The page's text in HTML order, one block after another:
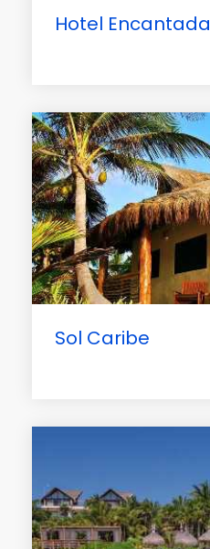
Hotel Encantada
Sol Caribe